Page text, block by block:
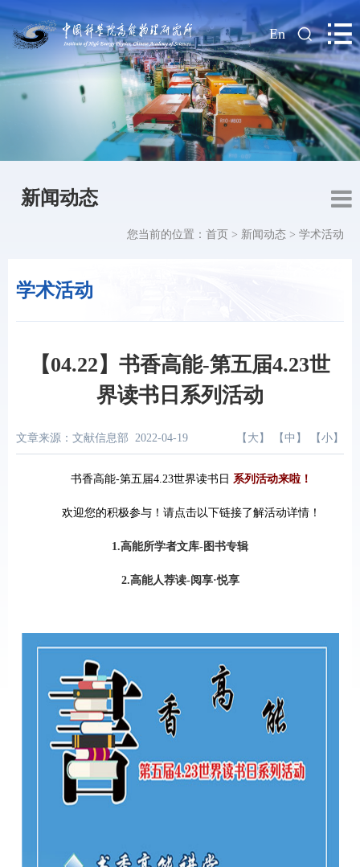
| En
新闻动态
学术活动
您当前的位置： 首页 > 新闻动态 > 学术活动
【04.22】书香高能-第五届4.23世
界读书日系列活动
文章来源：文献信息部 2022-04-19 【 大 】 【 中 】 【 小 】
书香高能-第五届4.23世界读书日 系列活动来啦！
欢迎您的积极参与！请点击以下链接了解活动详情！
1.高能所学者文库-图书专辑
2.高能人荐读-阅享·悦享